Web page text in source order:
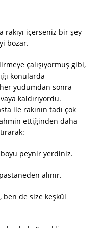
rakıyı içerseniz bir şey
bozar.
çalışıyormuş gibi,
konularda
yudumdan sonra
kaldırıyordu.
ile rakının tadı çok
ettiğinden daha
peynir yerdiniz.
alınır.
de size keşkül